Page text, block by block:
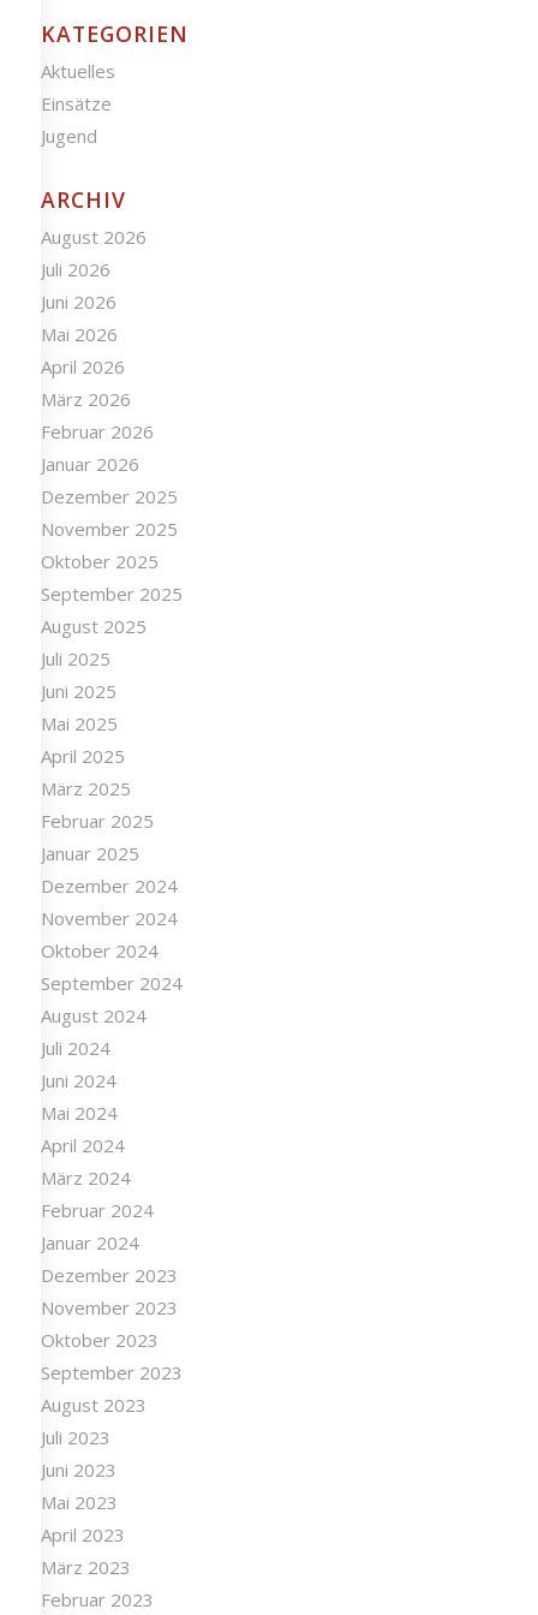
KATEGORIEN
Aktuelles
Einsätze
Jugend
ARCHIV
August 2026
Juli 2026
Juni 2026
Mai 2026
April 2026
März 2026
Februar 2026
Januar 2026
Dezember 2025
November 2025
Oktober 2025
September 2025
August 2025
Juli 2025
Juni 2025
Mai 2025
April 2025
März 2025
Februar 2025
Januar 2025
Dezember 2024
November 2024
Oktober 2024
September 2024
August 2024
Juli 2024
Juni 2024
Mai 2024
April 2024
März 2024
Februar 2024
Januar 2024
Dezember 2023
November 2023
Oktober 2023
September 2023
August 2023
Juli 2023
Juni 2023
Mai 2023
April 2023
März 2023
Februar 2023